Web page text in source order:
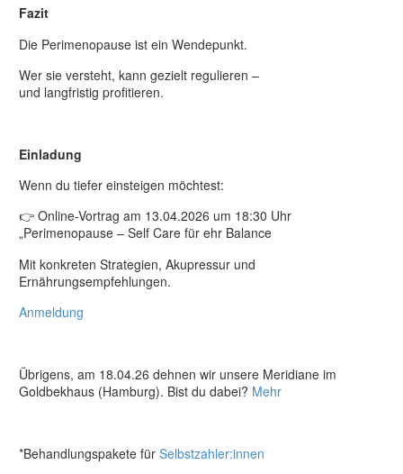
Fazit
Die Perimenopause ist ein Wendepunkt.
Wer sie versteht, kann gezielt regulieren –
und langfristig profitieren.
Einladung
Wenn du tiefer einsteigen möchtest:
👉 Online-Vortrag am 13.04.2026 um 18:30 Uhr
„Perimenopause – Self Care für ehr Balance
Mit konkreten Strategien, Akupressur und
Ernährungsempfehlungen.
Anmeldung
Übrigens, am 18.04.26 dehnen wir unsere Meridiane im
Goldbekhaus (Hamburg). Bist du dabei? Mehr
*Behandlungspakete für Selbstzahler:innen